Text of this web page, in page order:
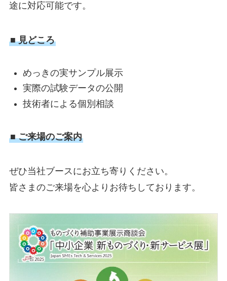
途に対応可能です。
■ 見どころ
めっきの実サンプル展示
実際の試験データの公開
技術者による個別相談
■ ご来場のご案内
ぜひ当社ブースにお立ち寄りください。
皆さまのご来場を心よりお待ちしております。